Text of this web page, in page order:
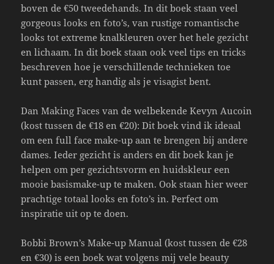
boven de €50 tweedehands. In dit boek staan veel
gorgeous looks en foto’s, van rustige romantische
looks tot extreme knalkleuren over het hele gezicht
en lichaam. In dit boek staan ook veel tips en tricks
beschreven hoe je verschillende technieken toe
kunt passen, erg handig als je visagist bent.
Dan Making Faces van de welbekende Kevyn Aucoin
(kost tussen de €18 en €20): Dit boek vind ik ideaal
om een full face make-up aan te brengen bij andere
dames. Ieder gezicht is anders en dit boek kan je
helpen om per gezichtsvorm en huidskleur een
mooie basismake-up te maken. Ook staan hier weer
prachtige totaal looks en foto’s in. Perfect om
inspiratie uit op te doen.
Bobbi Brown’s Make-up Manual (kost tussen de €28
en €30) is een boek wat volgens mij vele beauty